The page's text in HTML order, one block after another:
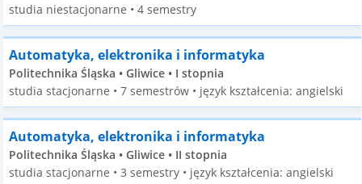
studia niestacjonarne • 4 semestry
Automatyka, elektronika i informatyka
Politechnika Śląska • Gliwice • I stopnia
studia stacjonarne • 7 semestrów • język kształcenia: angielski
Automatyka, elektronika i informatyka
Politechnika Śląska • Gliwice • II stopnia
studia stacjonarne • 3 semestry • język kształcenia: angielski